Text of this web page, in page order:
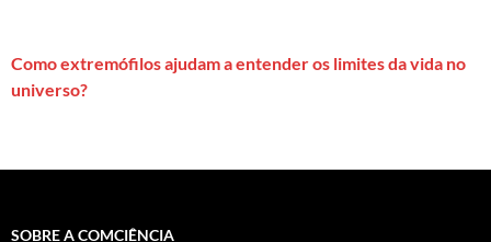
Como extremófilos ajudam a entender os limites da vida no
universo?
SOBRE A COMCIÊNCIA